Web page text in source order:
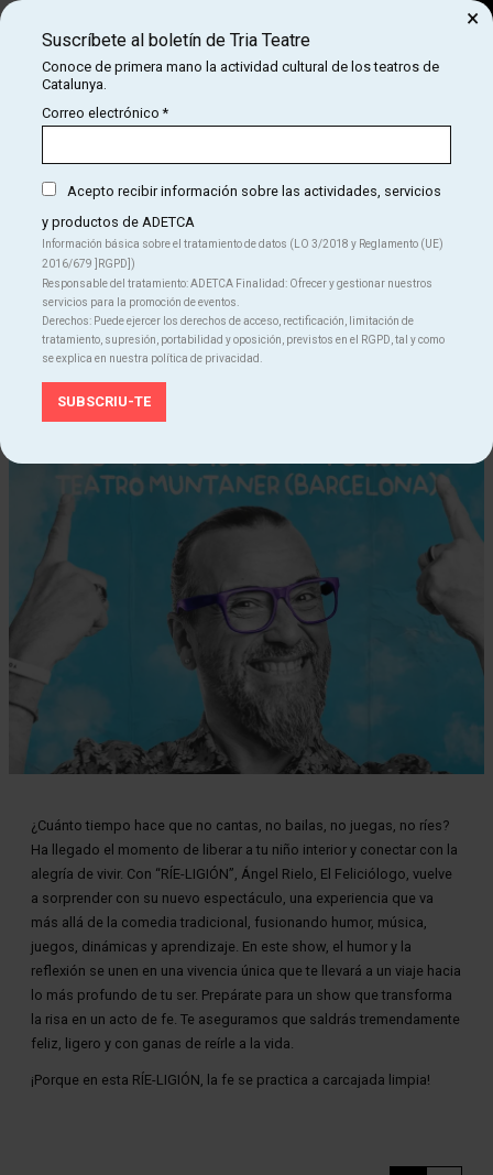
Buscar
CARTELERA
RÍE-LIGIÓN
domingo 18 mayo|
18:00 h
Teatre Muntaner
Duración:120 min
Humor Teatro
Idiomas
Castellano
¿Cuánto tiempo hace que no cantas, no bailas, no juegas, no ríes?
Ha llegado el momento de liberar a tu niño interior y conectar con la
alegría de vivir. Con “RÍE-LIGIÓN”, Ángel Rielo, El Feliciólogo, vuelve
a sorprender con su nuevo espectáculo, una experiencia que va
más allá de la comedia tradicional, fusionando humor, música,
juegos, dinámicas y aprendizaje. En este show, el humor y la
reflexión se unen en una vivencia única que te llevará a un viaje hacia
lo más profundo de tu ser. Prepárate para un show que transforma
la risa en un acto de fe. Te aseguramos que saldrás tremendamente
feliz, ligero y con ganas de reírle a la vida.
¡Porque en esta RÍE-LIGIÓN, la fe se practica a carcajada limpia!
Suscríbete al boletín de Tria Teatre
Conoce de primera mano la actividad cultural de los teatros de
Catalunya.
Correo electrónico*
Acepto recibir información sobre las actividades, servicios
y productos de ADETCA
Información básica sobre el tratamiento de datos (LO 3/2018 y Reglamento (UE)
2016/679 ]RGPD])
Responsable del tratamiento: ADETCA Finalidad: Ofrecer y gestionar nuestros
servicios para la promoción de eventos.
Derechos: Puede ejercer los derechos de acceso, rectificación, limitación de
tratamiento, supresión, portabilidad y oposición, previstos en el RGPD, tal y como
se explica en nuestra política de privacidad.
×